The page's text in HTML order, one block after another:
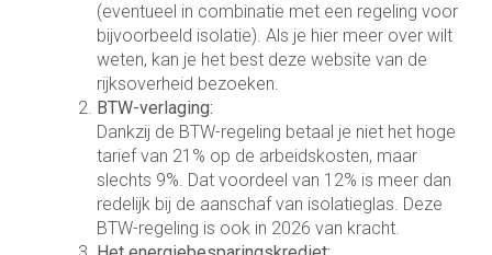
(eventueel in combinatie met een regeling voor
bijvoorbeeld isolatie). Als je hier meer over wilt
weten, kan je het best deze website van de
rijksoverheid bezoeken.
BTW-verlaging:
Dankzij de BTW-regeling betaal je niet het hoge
tarief van 21% op de arbeidskosten, maar
slechts 9%. Dat voordeel van 12% is meer dan
redelijk bij de aanschaf van isolatieglas. Deze
BTW-regeling is ook in 2026 van kracht.